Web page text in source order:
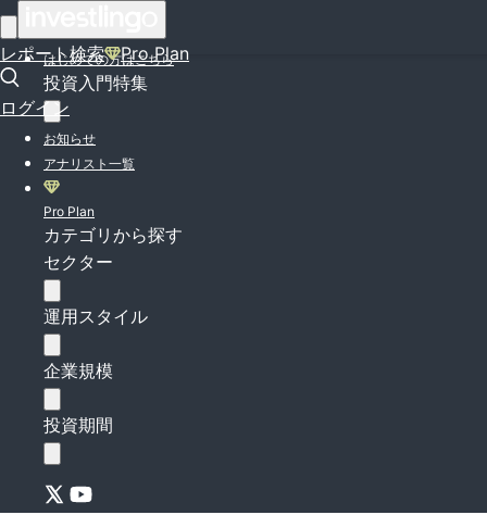
レポート検索 Pro Plan
ログイン
はじめての方はこちら
投資入門特集
お知らせ
アナリスト一覧
Pro Plan
カテゴリから探す
セクター
運用スタイル
企業規模
投資期間